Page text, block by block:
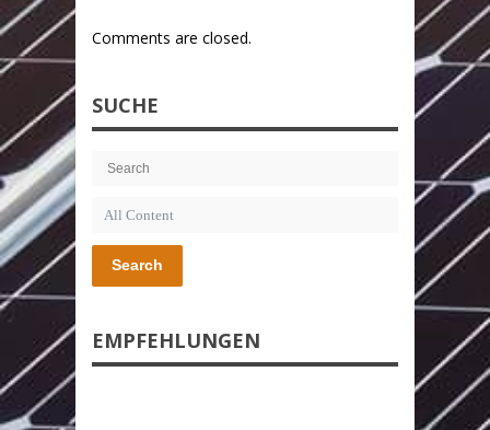
Comments are closed.
SUCHE
Search
EMPFEHLUNGEN